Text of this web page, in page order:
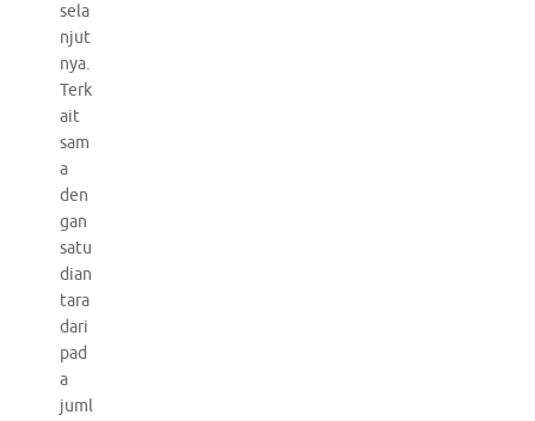
sela
njut
nya.
Terk
ait
sam
a
den
gan
satu
dian
tara
dari
pad
a
juml